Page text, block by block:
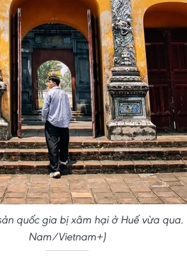
quốc gia bị xâm hại ở Huế vừa
Nam/Vietnam+)